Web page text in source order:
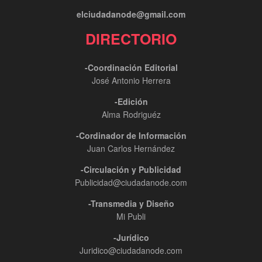
elciudadanode@gmail.com
DIRECTORIO
-Coordinación Editorial
José Antonio Herrera
-Edición
Alma Rodriguéz
-Cordinador de Información
Juan Carlos Hernández
-Circulación y Publicidad
Publicidad@ciudadanode.com
-Transmedia y Diseño
Mi Publi
-Jurídico
Juridico@ciudadanode.com